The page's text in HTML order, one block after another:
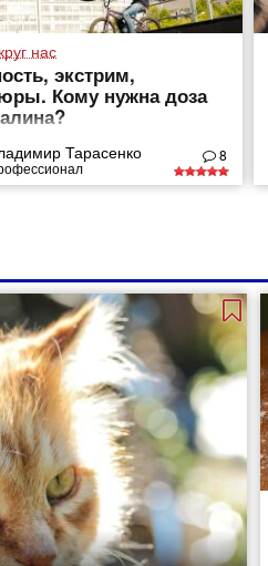
нас
экстрим,
Кому нужна доза
Тарасенко 8